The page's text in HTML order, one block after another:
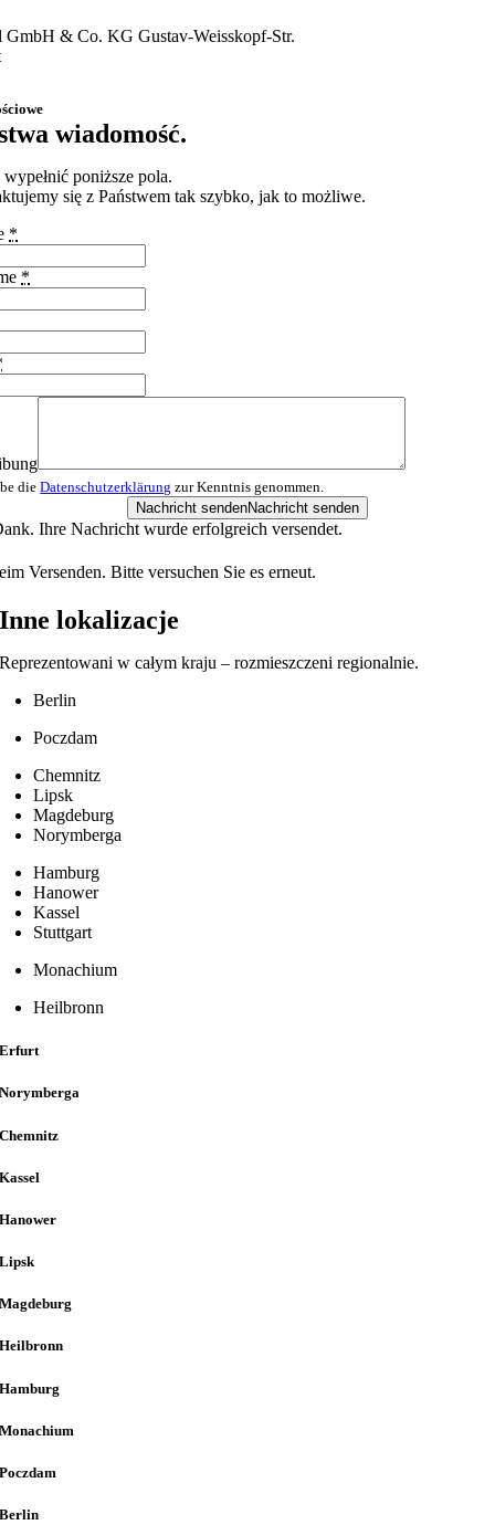
GmbH & Co. KG Gustav-Weisskopf-Str.
wiadomość.
wypełnić poniższe pola.
się z Państwem tak szybko, jak to możliwe.
*
*
dieDatenschutzerklärung zur Kenntnis genommen.
Nachricht sendenNachricht senden
Ihre Nachricht wurde erfolgreich versendet.
Versenden. Bitte versuchen Sie es erneut.
Inne lokalizacje
Reprezentowani w całym kraju – rozmieszczeni regionalnie.
Berlin
Poczdam
Chemnitz
Lipsk
Magdeburg
Norymberga
Hamburg
Hanower
Kassel
Stuttgart
Monachium
Heilbronn
Erfurt
Norymberga
Chemnitz
Kassel
Hanower
Lipsk
Magdeburg
Heilbronn
Hamburg
Monachium
Poczdam
Berlin